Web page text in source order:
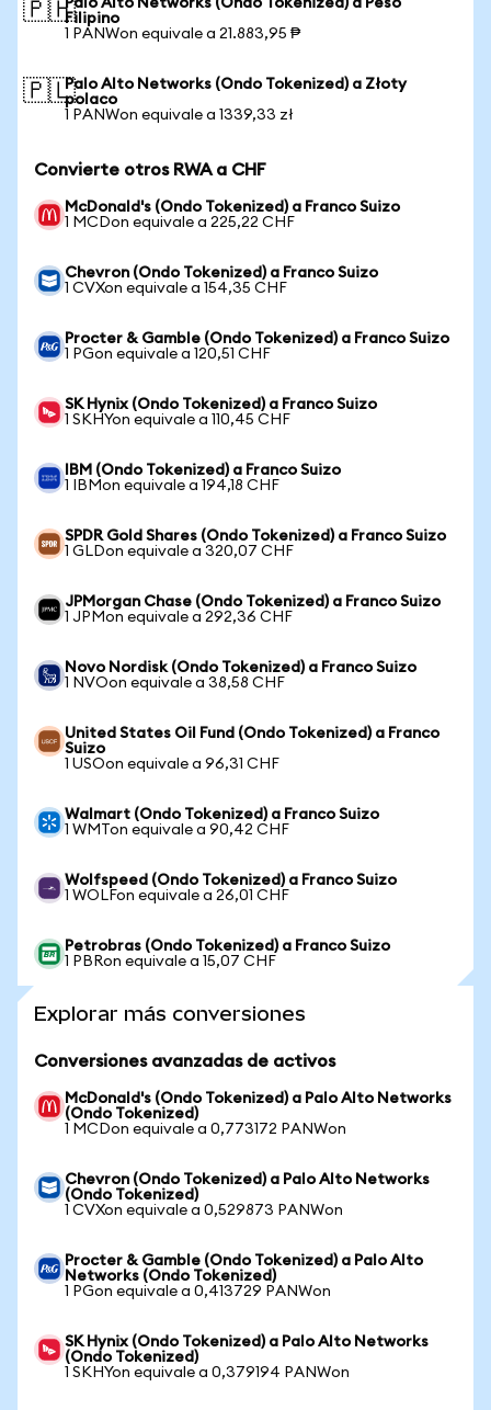
🇵🇭Palo Alto Networks (Ondo Tokenized) a Peso
Filipino
1 PANWon equivale a 21.883,95 ₱
🇵🇱Palo Alto Networks (Ondo Tokenized) a Złoty
polaco
1 PANWon equivale a 1339,33 zł
Convierte otros RWA a CHF
McDonald's (Ondo Tokenized) a Franco Suizo
1 MCDon equivale a 225,22 CHF
Chevron (Ondo Tokenized) a Franco Suizo
1 CVXon equivale a 154,35 CHF
Procter & Gamble (Ondo Tokenized) a Franco Suizo
1 PGon equivale a 120,51 CHF
SK Hynix (Ondo Tokenized) a Franco Suizo
1 SKHYon equivale a 110,45 CHF
IBM (Ondo Tokenized) a Franco Suizo
1 IBMon equivale a 194,18 CHF
SPDR Gold Shares (Ondo Tokenized) a Franco Suizo
1 GLDon equivale a 320,07 CHF
JPMorgan Chase (Ondo Tokenized) a Franco Suizo
1 JPMon equivale a 292,36 CHF
Novo Nordisk (Ondo Tokenized) a Franco Suizo
1 NVOon equivale a 38,58 CHF
United States Oil Fund (Ondo Tokenized) a Franco
Suizo
1 USOon equivale a 96,31 CHF
Walmart (Ondo Tokenized) a Franco Suizo
1 WMTon equivale a 90,42 CHF
Wolfspeed (Ondo Tokenized) a Franco Suizo
1 WOLFon equivale a 26,01 CHF
Petrobras (Ondo Tokenized) a Franco Suizo
1 PBRon equivale a 15,07 CHF
Explorar más conversiones
Conversiones avanzadas de activos
McDonald's (Ondo Tokenized) a Palo Alto Networks
(Ondo Tokenized)
1 MCDon equivale a 0,773172 PANWon
Chevron (Ondo Tokenized) a Palo Alto Networks
(Ondo Tokenized)
1 CVXon equivale a 0,529873 PANWon
Procter & Gamble (Ondo Tokenized) a Palo Alto
Networks (Ondo Tokenized)
1 PGon equivale a 0,413729 PANWon
SK Hynix (Ondo Tokenized) a Palo Alto Networks
(Ondo Tokenized)
1 SKHYon equivale a 0,379194 PANWon